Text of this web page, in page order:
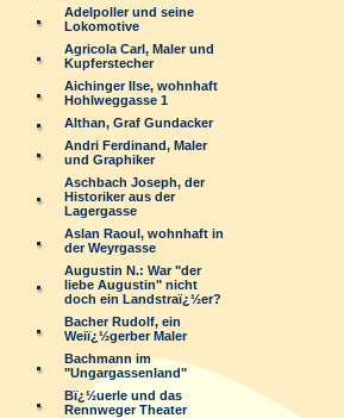
Adelpoller und seine
Lokomotive
Agricola Carl, Maler und
Kupferstecher
Aichinger Ilse, wohnhaft
Hohlweggasse 1
Althan, Graf Gundacker
Andri Ferdinand, Maler
und Graphiker
Aschbach Joseph, der
Historiker aus der
Lagergasse
Aslan Raoul, wohnhaft in
der Weyrgasse
Augustin N.: War "der
liebe Augustin" nicht
doch ein Landstraï¿½er?
Bacher Rudolf, ein
Weiï¿½gerber Maler
Bachmann im
"Ungargassenland"
Bï¿½uerle und das
Rennweger Theater